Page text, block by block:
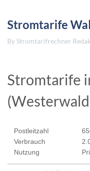
Stromtarife
By Stromtarifrechner
Stromtarife